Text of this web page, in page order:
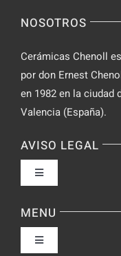
NOSOTROS
Cerámicas Chenoll
por don Ernest
en 1982 en la ciudad
Valencia (España).
AVISO LEGAL
Toggle
Política de privacidad
MENU
Toggle